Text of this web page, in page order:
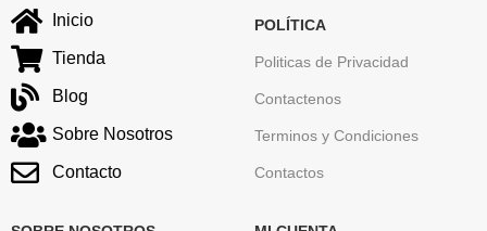
Inicio
Tienda
Blog
Sobre Nosotros
Contacto
POLÍTICA
Politicas de Privacidad
Contactenos
Terminos y Condiciones
Contactos